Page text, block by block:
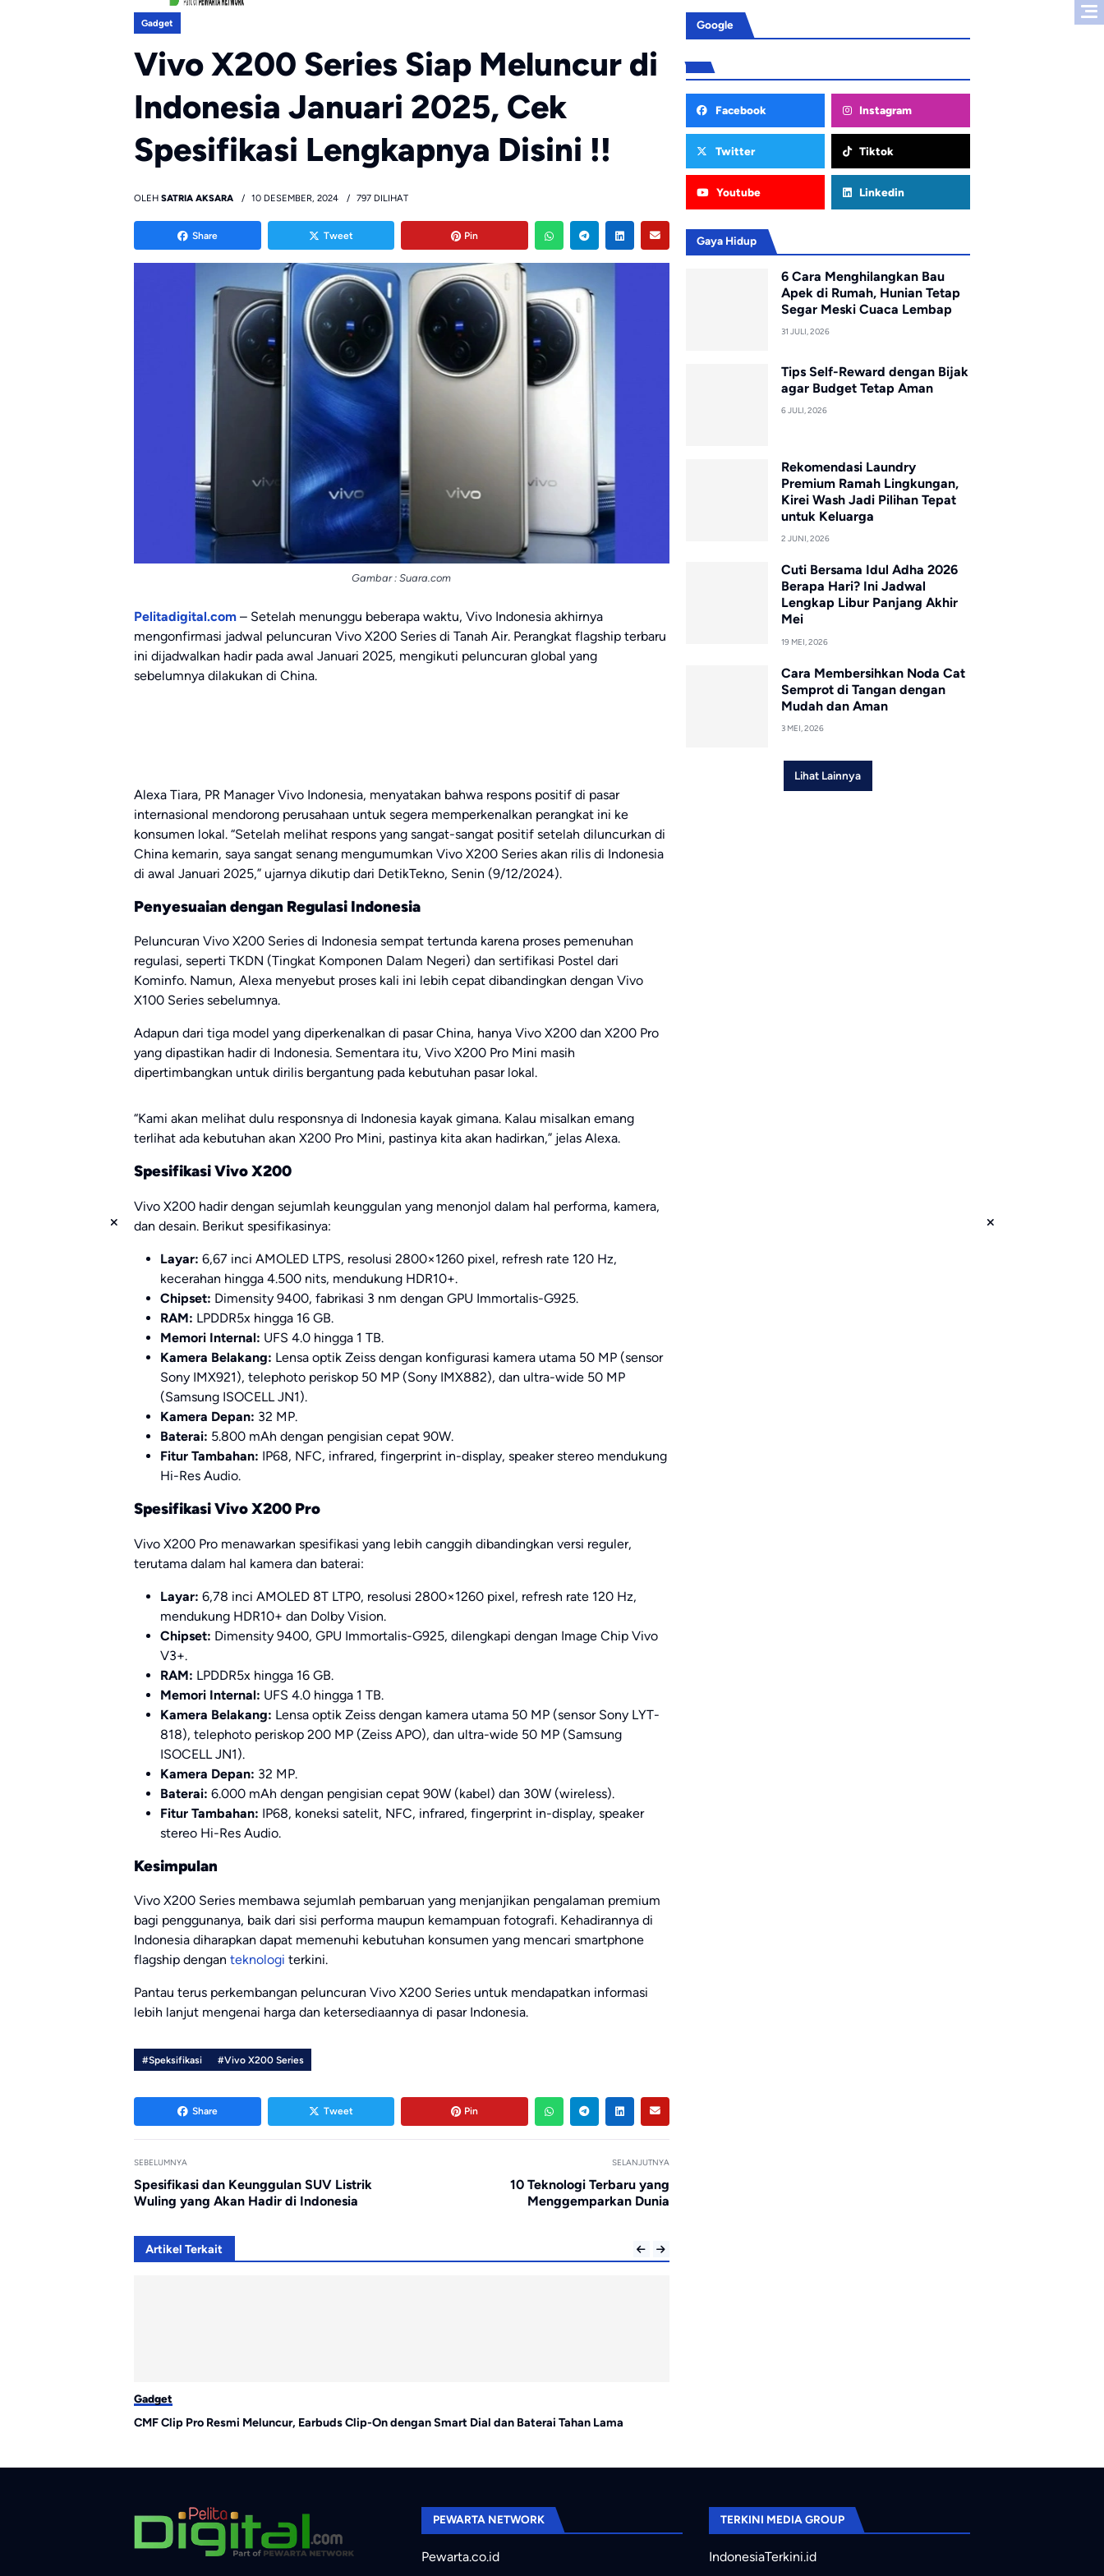
Gadget
Vivo X200 Series Siap Meluncur di
Indonesia Januari 2025, Cek
Spesifikasi Lengkapnya Disini !!
OLEH SATRIA AKSARA 10 DESEMBER, 2024 797 DILIHAT
Share Tweet Pin
Gambar : Suara.com
Pelitadigital.com – Setelah menunggu beberapa waktu, Vivo Indonesia akhirnya
mengonfirmasi jadwal peluncuran Vivo X200 Series di Tanah Air. Perangkat flagship terbaru
ini dijadwalkan hadir pada awal Januari 2025, mengikuti peluncuran global yang
sebelumnya dilakukan di China.
Alexa Tiara, PR Manager Vivo Indonesia, menyatakan bahwa respons positif di pasar
internasional mendorong perusahaan untuk segera memperkenalkan perangkat ini ke
konsumen lokal. “Setelah melihat respons yang sangat-sangat positif setelah diluncurkan di
China kemarin, saya sangat senang mengumumkan Vivo X200 Series akan rilis di Indonesia
di awal Januari 2025,” ujarnya dikutip dari DetikTekno, Senin (9/12/2024).
Penyesuaian dengan Regulasi Indonesia
Peluncuran Vivo X200 Series di Indonesia sempat tertunda karena proses pemenuhan
regulasi, seperti TKDN (Tingkat Komponen Dalam Negeri) dan sertifikasi Postel dari
Kominfo. Namun, Alexa menyebut proses kali ini lebih cepat dibandingkan dengan Vivo
X100 Series sebelumnya.
Adapun dari tiga model yang diperkenalkan di pasar China, hanya Vivo X200 dan X200 Pro
yang dipastikan hadir di Indonesia. Sementara itu, Vivo X200 Pro Mini masih
dipertimbangkan untuk dirilis bergantung pada kebutuhan pasar lokal.
“Kami akan melihat dulu responsnya di Indonesia kayak gimana. Kalau misalkan emang
terlihat ada kebutuhan akan X200 Pro Mini, pastinya kita akan hadirkan,” jelas Alexa.
Spesifikasi Vivo X200
Vivo X200 hadir dengan sejumlah keunggulan yang menonjol dalam hal performa, kamera,
dan desain. Berikut spesifikasinya:
Layar: 6,67 inci AMOLED LTPS, resolusi 2800×1260 pixel, refresh rate 120 Hz,
kecerahan hingga 4.500 nits, mendukung HDR10+.
Chipset: Dimensity 9400, fabrikasi 3 nm dengan GPU Immortalis-G925.
RAM: LPDDR5x hingga 16 GB.
Memori Internal: UFS 4.0 hingga 1 TB.
Kamera Belakang: Lensa optik Zeiss dengan konfigurasi kamera utama 50 MP (sensor
Sony IMX921), telephoto periskop 50 MP (Sony IMX882), dan ultra-wide 50 MP
(Samsung ISOCELL JN1).
Kamera Depan: 32 MP.
Baterai: 5.800 mAh dengan pengisian cepat 90W.
Fitur Tambahan: IP68, NFC, infrared, fingerprint in-display, speaker stereo mendukung
Hi-Res Audio.
Spesifikasi Vivo X200 Pro
Vivo X200 Pro menawarkan spesifikasi yang lebih canggih dibandingkan versi reguler,
terutama dalam hal kamera dan baterai:
Layar: 6,78 inci AMOLED 8T LTP0, resolusi 2800×1260 pixel, refresh rate 120 Hz,
mendukung HDR10+ dan Dolby Vision.
Chipset: Dimensity 9400, GPU Immortalis-G925, dilengkapi dengan Image Chip Vivo
V3+.
RAM: LPDDR5x hingga 16 GB.
Memori Internal: UFS 4.0 hingga 1 TB.
Kamera Belakang: Lensa optik Zeiss dengan kamera utama 50 MP (sensor Sony LYT-
818), telephoto periskop 200 MP (Zeiss APO), dan ultra-wide 50 MP (Samsung
ISOCELL JN1).
Kamera Depan: 32 MP.
Baterai: 6.000 mAh dengan pengisian cepat 90W (kabel) dan 30W (wireless).
Fitur Tambahan: IP68, koneksi satelit, NFC, infrared, fingerprint in-display, speaker
stereo Hi-Res Audio.
Kesimpulan
Vivo X200 Series membawa sejumlah pembaruan yang menjanjikan pengalaman premium
bagi penggunanya, baik dari sisi performa maupun kemampuan fotografi. Kehadirannya di
Indonesia diharapkan dapat memenuhi kebutuhan konsumen yang mencari smartphone
flagship dengan teknologi terkini.
Pantau terus perkembangan peluncuran Vivo X200 Series untuk mendapatkan informasi
lebih lanjut mengenai harga dan ketersediaannya di pasar Indonesia.
#Speksifikasi #Vivo X200 Series
Share Tweet Pin
SEBELUMNYA
Spesifikasi dan Keunggulan SUV Listrik
Wuling yang Akan Hadir di Indonesia
SELANJUTNYA
10 Teknologi Terbaru yang
Menggemparkan Dunia
Artikel Terkait
Gadget
CMF Clip Pro Resmi Meluncur, Earbuds Clip-On dengan Smart Dial dan Baterai Tahan Lama
Google
Facebook Instagram
Twitter Tiktok
Youtube Linkedin
Gaya Hidup
6 Cara Menghilangkan Bau
Apek di Rumah, Hunian Tetap
Segar Meski Cuaca Lembap
31 JULI, 2026
Tips Self-Reward dengan Bijak
agar Budget Tetap Aman
6 JULI, 2026
Rekomendasi Laundry
Premium Ramah Lingkungan,
Kirei Wash Jadi Pilihan Tepat
untuk Keluarga
2 JUNI, 2026
Cuti Bersama Idul Adha 2026
Berapa Hari? Ini Jadwal
Lengkap Libur Panjang Akhir
Mei
19 MEI, 2026
Cara Membersihkan Noda Cat
Semprot di Tangan dengan
Mudah dan Aman
3 MEI, 2026
Lihat Lainnya
PEWARTA NETWORK
Pewarta.co.id
TERKINI MEDIA GROUP
IndonesiaTerkini.id